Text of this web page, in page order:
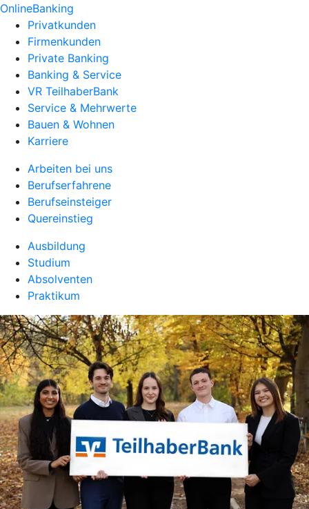
OnlineBanking
Privatkunden
Firmenkunden
Private Banking
Banking & Service
VR TeilhaberBank
Service & Mehrwerte
Bauen & Wohnen
Karriere
Arbeiten bei uns
Berufserfahrene
Berufseinsteiger
Quereinstieg
Ausbildung
Studium
Absolventen
Praktikum